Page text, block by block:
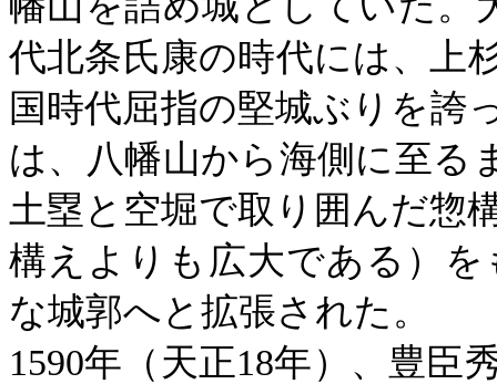
代北条氏康の時代には、
上
国時代屈指の堅城ぶりを誇
は、八幡山から海側に至る
土塁 と空堀で取り囲んだ惣
構えよりも広大である）
な城郭へと拡張された。
1590年 （ 天正18年）、 豊臣